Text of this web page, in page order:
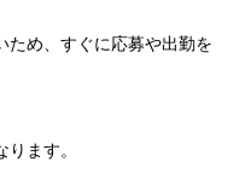
ため、すぐに応募や出勤を
ます。